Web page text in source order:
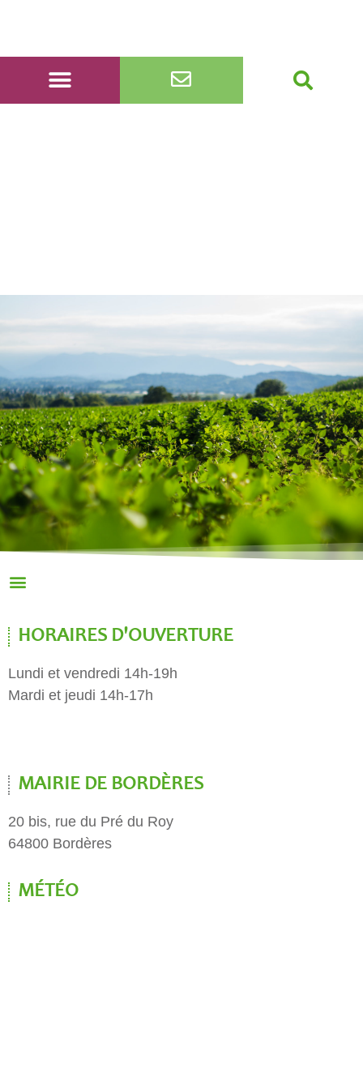
HORAIRES D'OUVERTURE
Lundi et vendredi 14h-19h
Mardi et jeudi 14h-17h
MAIRIE DE BORDÈRES
20 bis, rue du Pré du Roy
64800 Bordères
MÉTÉO